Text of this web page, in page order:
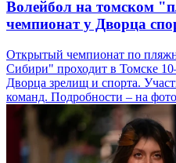
Волейбол на томском
чемпионат у Дворца
Открытый чемпионат по
Сибири" проходит в Томске
Дворца зрелищ и спорта.
команд. Подробности – на